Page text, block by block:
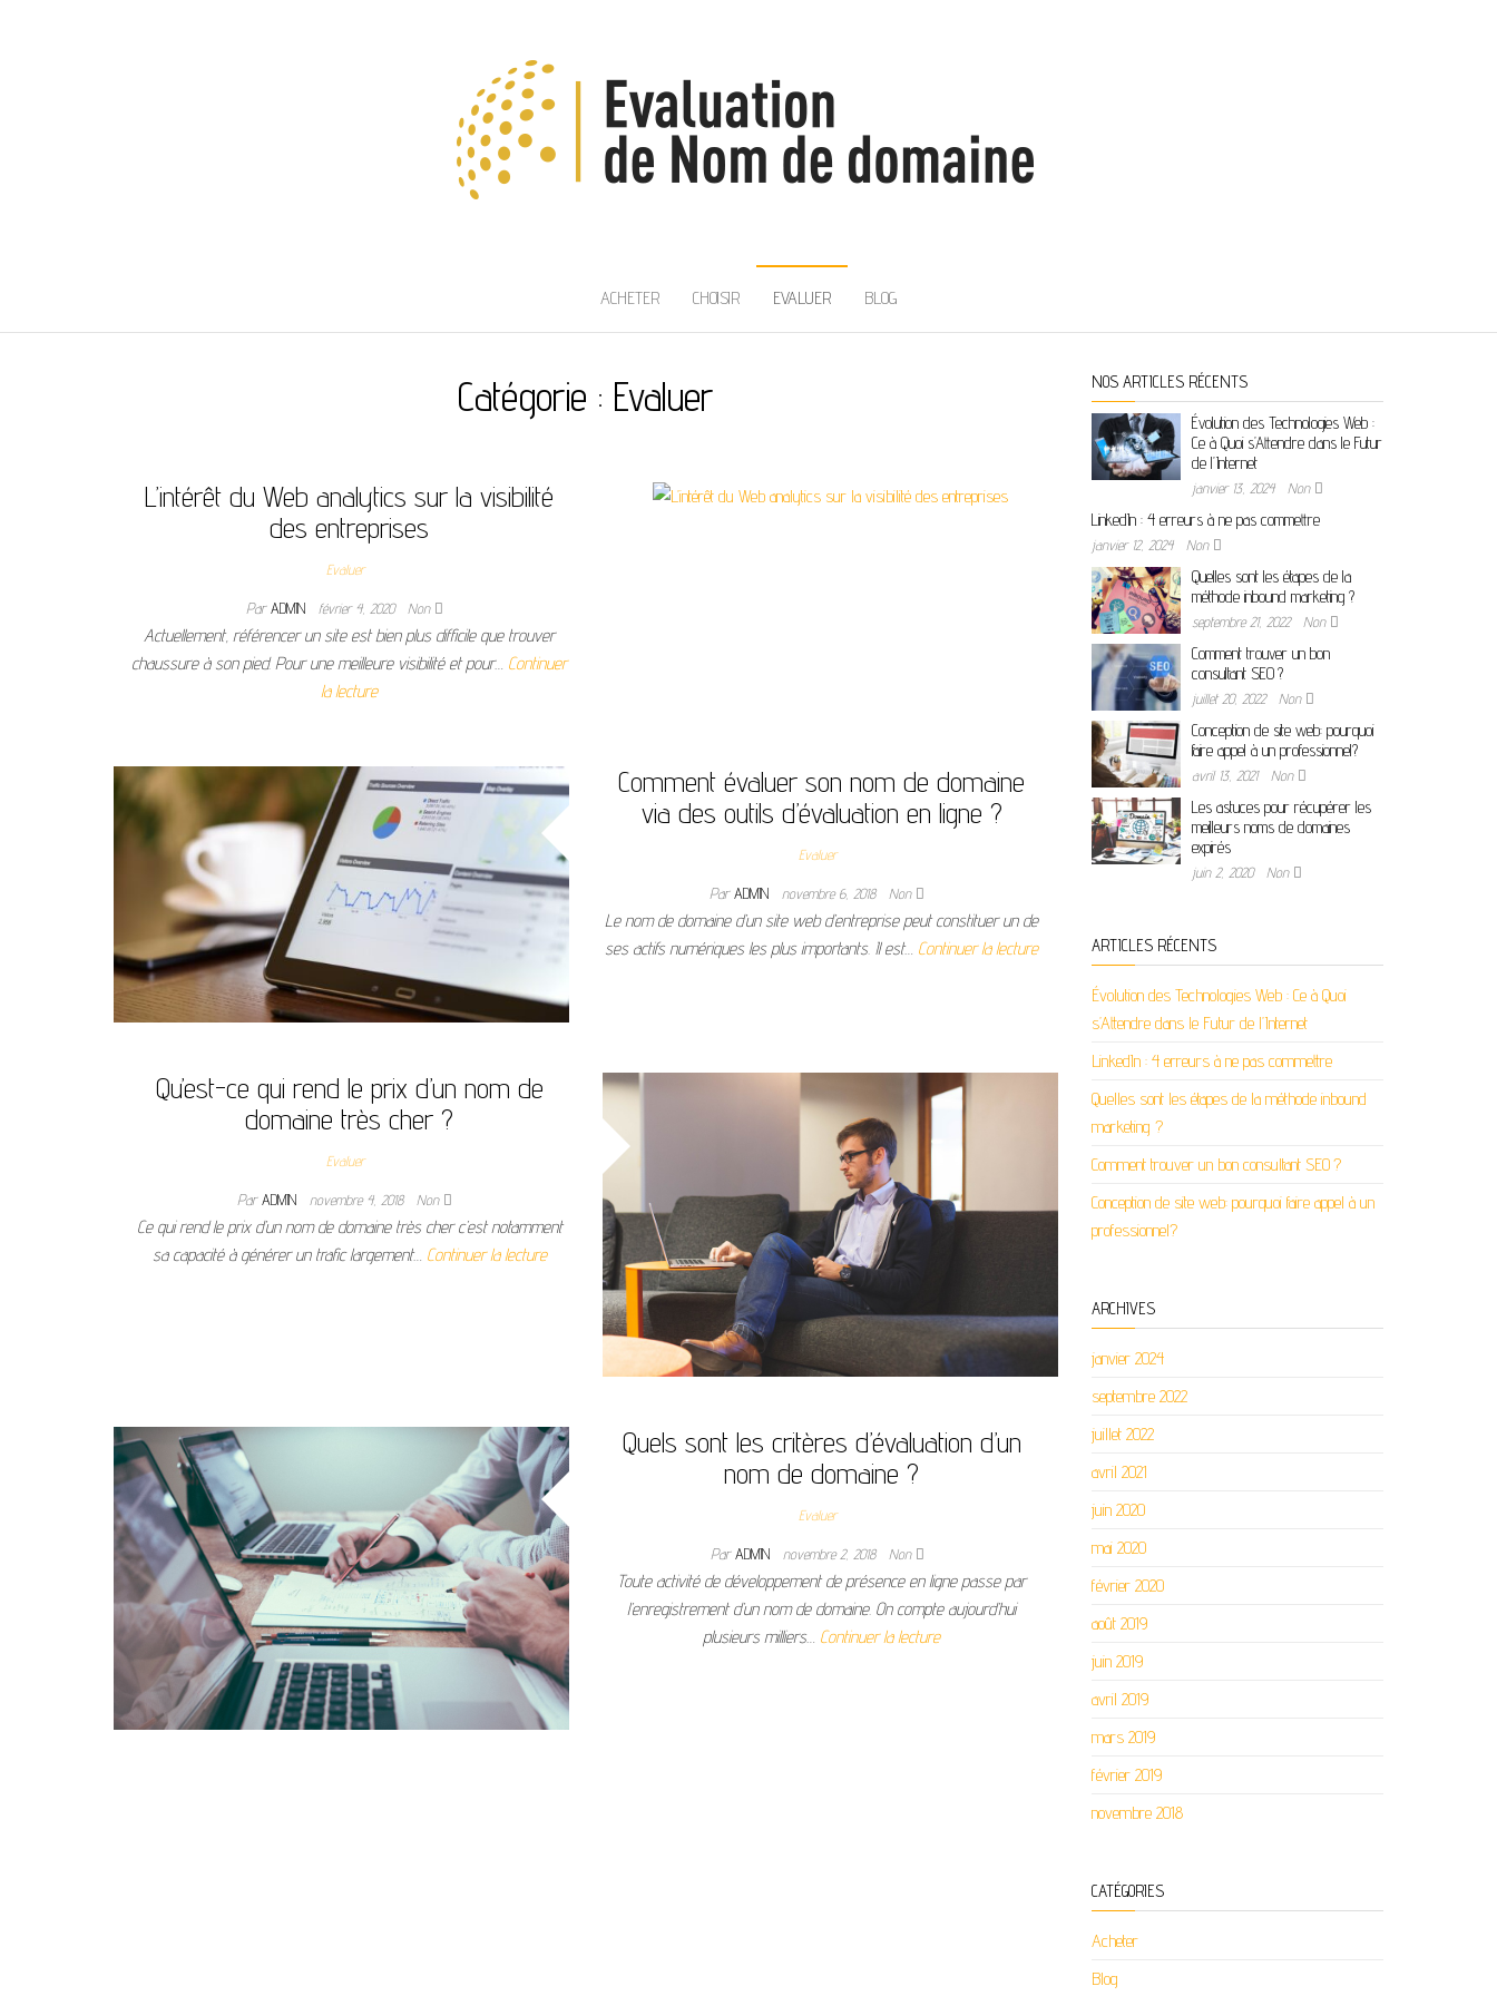
EVALUATION DE NOM DE DOMAINE
ACHETER CHOISIR EVALUER BLOG
Catégorie : Evaluer
L’intérêt du Web analytics sur la visibilité
des entreprises
Evaluer
ParADMIN février 4, 2020 Non
Actuellement, référencer un site est bien plus difficile que trouver
chaussure à son pied. Pour une meilleure visibilité et pour… Continuer
la lecture
Comment évaluer son nom de domaine
via des outils d’évaluation en ligne ?
Evaluer
ParADMIN novembre 6, 2018 Non
Le nom de domaine d’un site web d’entreprise peut constituer un de
ses actifs numériques les plus importants. Il est… Continuer la lecture
Qu’est-ce qui rend le prix d’un nom de
domaine très cher ?
Evaluer
ParADMIN novembre 4, 2018 Non
Ce qui rend le prix d’un nom de domaine très cher c’est notamment
sa capacité à générer un trafic largement… Continuer la lecture
Quels sont les critères d’évaluation d’un
nom de domaine ?
Evaluer
ParADMIN novembre 2, 2018 Non
Toute activité de développement de présence en ligne passe par
l’enregistrement d’un nom de domaine. On compte aujourd’hui
plusieurs milliers… Continuer la lecture
NOS ARTICLES RÉCENTS
Évolution des Technologies Web :
Ce à Quoi s’Attendre dans le Futur
de l’Internet
janvier 13, 2024 Non
LinkedIn : 4 erreurs à ne pas commettre
janvier 12, 2024 Non
Quelles sont les étapes de la
méthode inbound marketing ?
septembre 21, 2022 Non
Comment trouver un bon
consultant SEO ?
juillet 20, 2022 Non
Conception de site web: pourquoi
faire appel à un professionnel?
avril 13, 2021 Non
Les astuces pour récupérer les
meilleurs noms de domaines
expirés
juin 2, 2020 Non
ARTICLES RÉCENTS
Évolution des Technologies Web : Ce à Quoi
s’Attendre dans le Futur de l’Internet
LinkedIn : 4 erreurs à ne pas commettre
Quelles sont les étapes de la méthode inbound
marketing ?
Comment trouver un bon consultant SEO ?
Conception de site web: pourquoi faire appel à un
professionnel?
ARCHIVES
janvier 2024
septembre 2022
juillet 2022
avril 2021
juin 2020
mai 2020
février 2020
août 2019
juin 2019
avril 2019
mars 2019
février 2019
novembre 2018
CATÉGORIES
Acheter
Blog